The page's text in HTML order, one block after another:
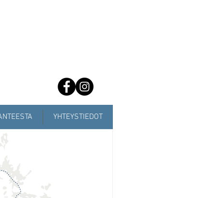
YHTEYSTIEDOT